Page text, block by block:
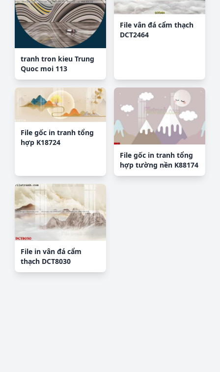
tranh tron kieu Trung
Quoc moi 113
File vân đá cẩm thạch
DCT2464
File gốc in tranh tổng
hợp K18724
File gốc in tranh tổng
hợp tường nền K88174
File in vân đá cẩm
thạch DCT8030